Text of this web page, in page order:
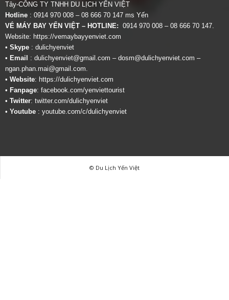
Tây-CÔNG TY TNHH DU LỊCH YẾN VIỆT
Hotline : 0914 970 008 – 08 666 70 147 ms Yến
VÉ MÁY BAY YẾN VIỆT – HOTLINE: 0914 970 008 – 08 666 70 147.
Website: https://vemaybayyenviet.com
• Skype : dulichyenviet
• Email : dulichyenviet@gmail.com – dosm@dulichyenviet.com –
ngan.phan.mai@gmail.com.
• Website: https://dulichyenviet.com
• Fanpage: facebook.com/yenviettourist
• Twitter: twitter.com/dulichyenviet
• Youtube : youtube.com/c/dulichyenviet
© Du Lịch Yến Việt